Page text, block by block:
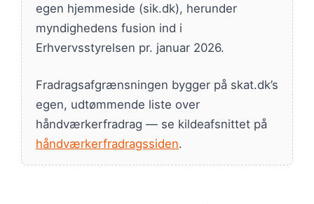
egen hjemmeside (sik.dk), herunder
myndighedens fusion ind i
Erhvervsstyrelsen pr. januar 2026.
Fradragsafgrænsningen bygger på skat.dk’s
egen, udtømmende liste over
håndværkerfradrag — se kildeafsnittet på
håndværkerfradragssiden.